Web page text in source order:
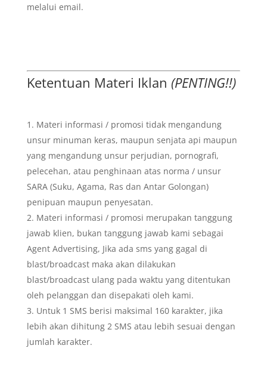
melalui email.
Ketentuan Materi Iklan (PENTING!!)
Materi informasi / promosi tidak mengandung
unsur minuman keras, maupun senjata api maupun
yang mengandung unsur perjudian, pornografi,
pelecehan, atau penghinaan atas norma / unsur
SARA (Suku, Agama, Ras dan Antar Golongan)
penipuan maupun penyesatan.
Materi informasi / promosi merupakan tanggung
jawab klien, bukan tanggung jawab kami sebagai
Agent Advertising, Jika ada sms yang gagal di
blast/broadcast maka akan dilakukan
blast/broadcast ulang pada waktu yang ditentukan
oleh pelanggan dan disepakati oleh kami.
Untuk 1 SMS berisi maksimal 160 karakter, jika
lebih akan dihitung 2 SMS atau lebih sesuai dengan
jumlah karakter.